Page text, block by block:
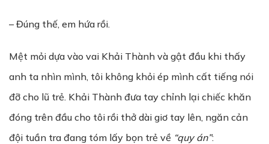
– Đúng thế, em hứa rồi.
Mệt mỏi dựa vào vai Khải Thành và gật đầu khi thấy
anh ta nhìn mình, tôi không khỏi ép mình cất tiếng nói
đỡ cho lũ trẻ. Khải Thành đưa tay chỉnh lại chiếc khăn
đóng trên đầu cho tôi rồi thở dài giơ tay lên, ngăn cản
đội tuần tra đang tóm lấy bọn trẻ về “quy án”: